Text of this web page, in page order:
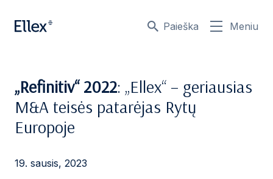
Paieška Meniu
„Refinitiv“ 2022: „Ellex“ – geriausias
M&A teisės patarėjas Rytų
Europoje
19. sausis, 2023